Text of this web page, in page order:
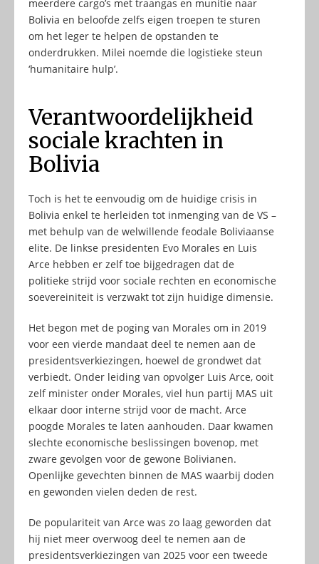
meerdere cargo’s met traangas en munitie naar
Bolivia en beloofde zelfs eigen troepen te sturen
om het leger te helpen de opstanden te
onderdrukken. Milei noemde die logistieke steun
‘humanitaire hulp’.
Verantwoordelijkheid
sociale krachten in
Bolivia
Toch is het te eenvoudig om de huidige crisis in
Bolivia enkel te herleiden tot inmenging van de VS –
met behulp van de welwillende feodale Boliviaanse
elite. De linkse presidenten Evo Morales en Luis
Arce hebben er zelf toe bijgedragen dat de
politieke strijd voor sociale rechten en economische
soevereiniteit is verzwakt tot zijn huidige dimensie.
Het begon met de poging van Morales om in 2019
voor een vierde mandaat deel te nemen aan de
presidentsverkiezingen, hoewel de grondwet dat
verbiedt. Onder leiding van opvolger Luis Arce, ooit
zelf minister onder Morales, viel hun partij MAS uit
elkaar door interne strijd voor de macht. Arce
poogde Morales te laten aanhouden. Daar kwamen
slechte economische beslissingen bovenop, met
zware gevolgen voor de gewone Bolivianen.
Openlijke gevechten binnen de MAS waarbij doden
en gewonden vielen deden de rest.
De populariteit van Arce was zo laag geworden dat
hij niet meer overwoog deel te nemen aan de
presidentsverkiezingen van 2025 voor een tweede